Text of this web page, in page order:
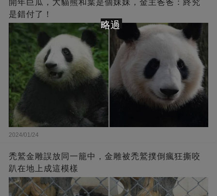
開年巨瓜，大貓熊和葉是個妹妹，金主爸爸：終究
是錯付了！
2024/01/24
禿鷲金雕誤放同一籠中，金雕被禿鷲撲倒瘋狂撕咬
趴在地上成這模樣
略過